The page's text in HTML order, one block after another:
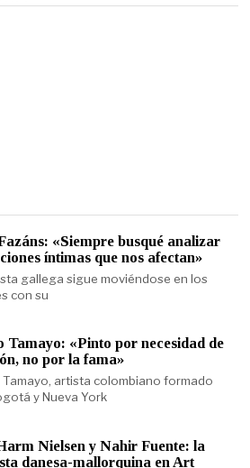
«Siempre busqué analizar
íntimas que nos afectan»
gallega sigue moviéndose en los
con su
Tamayo: «Pinto por necesidad de
no por la fama»
artista colombiano formado
y Nueva York
Nielsen y Nahir Fuente: la
danesa-mallorquina en Art